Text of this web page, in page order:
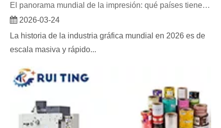
El panorama mundial de la impresión: qué países tienen más imprentas
2026-03-24
La historia de la industria gráfica mundial en 2026 es de
escala masiva y rápido...